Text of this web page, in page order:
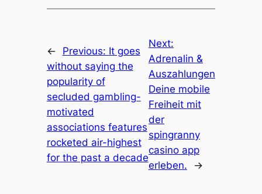
← Previous: It goes
without saying the
popularity of
secluded gambling-
motivated
associations features
rocketed air-highest
for the past a decade
Next:
Adrenalin &
Auszahlungen
Deine mobile
Freiheit mit
der
spingranny
casino app
erleben.
→